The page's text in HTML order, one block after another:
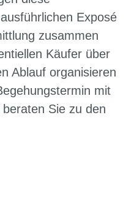
Exposé
zusammen
Käufer über
Ablauf organisieren
mit
Sie zu den